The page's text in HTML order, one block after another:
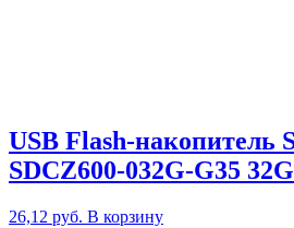
USB Flash-накопитель
SDCZ600-032G-G35
26,12 руб. В корзину